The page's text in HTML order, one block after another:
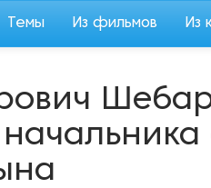
Темы Из фильмов Из